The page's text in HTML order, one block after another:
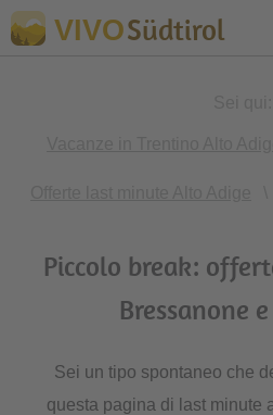
VIVOSüdtirol
Piccolo break:
Bressanone
Sei un tipo spontaneo che
questa pagina di last minute